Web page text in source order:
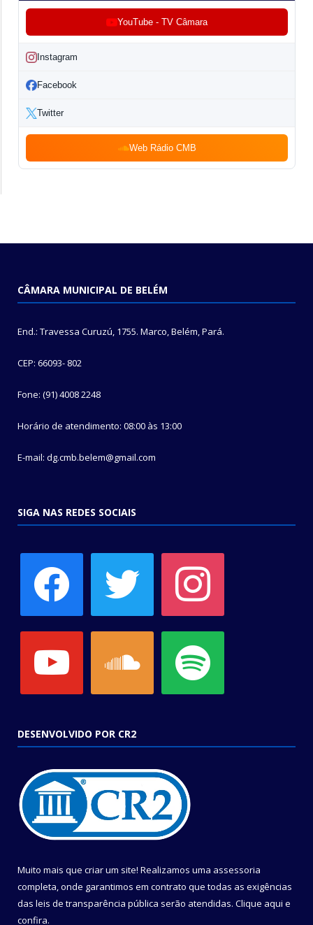
YouTube - TV Câmara
Instagram
Facebook
Twitter
Web Rádio CMB
CÂMARA MUNICIPAL DE BELÉM
End.: Travessa Curuzú, 1755. Marco, Belém, Pará.
CEP: 66093- 802
Fone: (91) 4008 2248
Horário de atendimento: 08:00 às 13:00
E-mail: dg.cmb.belem@gmail.com
SIGA NAS REDES SOCIAIS
DESENVOLVIDO POR CR2
Muito mais que criar um site! Realizamos uma assessoria
completa, onde garantimos em contrato que todas as exigências
das leis de transparência pública serão atendidas. Clique aqui e
confira.